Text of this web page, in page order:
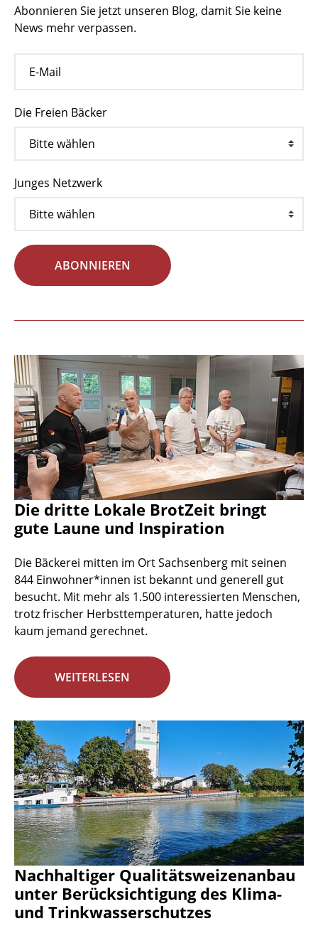
Abonnieren Sie jetzt unseren Blog, damit Sie keine
News mehr verpassen.
Die Freien Bäcker
Junges Netzwerk
ABONNIEREN
Die dritte Lokale BrotZeit bringt
gute Laune und Inspiration
Die Bäckerei mitten im Ort Sachsenberg mit seinen
844 Einwohner*innen ist bekannt und generell gut
besucht. Mit mehr als 1.500 interessierten Menschen,
trotz frischer Herbsttemperaturen, hatte jedoch
kaum jemand gerechnet.
WEITERLESEN
Nachhaltiger Qualitätsweizenanbau
unter Berücksichtigung des Klima-
und Trinkwasserschutzes